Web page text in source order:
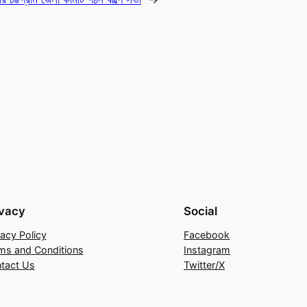
Policy
and Conditions
Us
Social
Facebook
Instagram
Twitter/X